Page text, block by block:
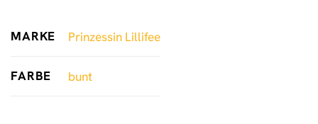
MARKE Prinzessin Lillifee
FARBE bunt